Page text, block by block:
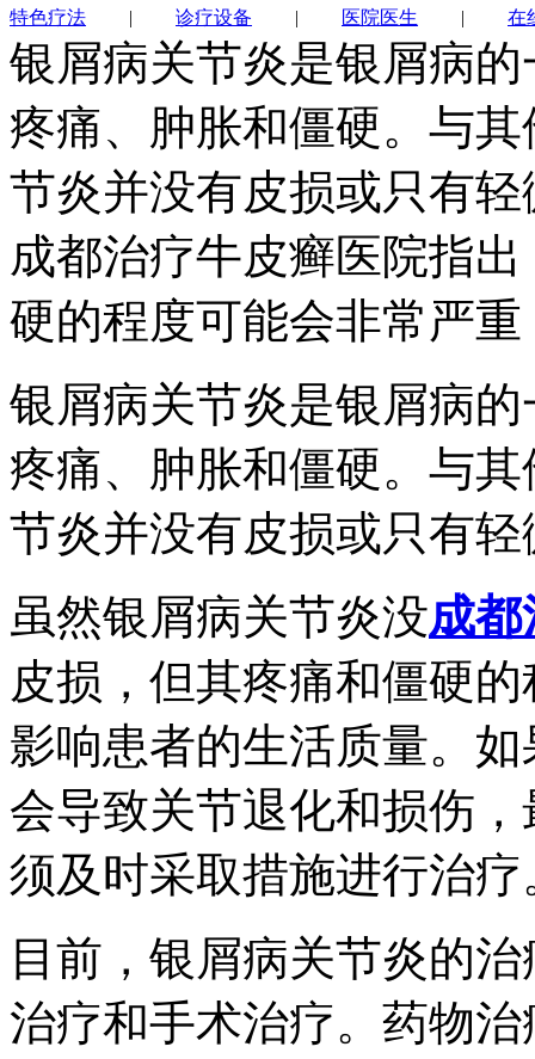
特色疗法 | 诊疗设备 | 医院医生 | 在
银屑病关节炎是银屑病
疼痛、肿胀和僵硬。与
节炎并没有皮损或只有
成都治疗牛皮癣医院指
硬的程度可能会非常严
银屑病关节炎是银屑病
疼痛、肿胀和僵硬。与
节炎并没有皮损或只有
虽然银屑病关节炎没成
皮损，但其疼痛和僵硬
影响患者的生活质量。
会导致关节退化和损伤
须及时采取措施进行治疗
目前，银屑病关节炎的
治疗和手术治疗。药物